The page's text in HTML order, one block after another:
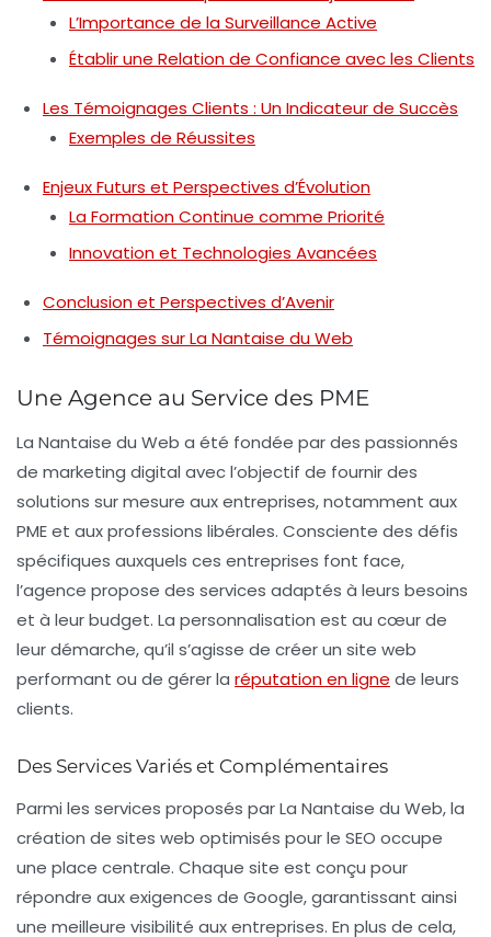
L’Importance de la Surveillance Active
Établir une Relation de Confiance avec les Clients
Les Témoignages Clients : Un Indicateur de Succès
Exemples de Réussites
Enjeux Futurs et Perspectives d’Évolution
La Formation Continue comme Priorité
Innovation et Technologies Avancées
Conclusion et Perspectives d’Avenir
Témoignages sur La Nantaise du Web
Une Agence au Service des PME
La Nantaise du Web a été fondée par des passionnés
de marketing digital avec l’objectif de fournir des
solutions sur mesure aux entreprises, notamment aux
PME et aux professions libérales. Consciente des défis
spécifiques auxquels ces entreprises font face,
l’agence propose des services adaptés à leurs besoins
et à leur budget. La personnalisation est au cœur de
leur démarche, qu’il s’agisse de créer un site web
performant ou de gérer la réputation en ligne de leurs
clients.
Des Services Variés et Complémentaires
Parmi les services proposés par La Nantaise du Web, la
création de sites web optimisés pour le SEO occupe
une place centrale. Chaque site est conçu pour
répondre aux exigences de Google, garantissant ainsi
une meilleure visibilité aux entreprises. En plus de cela,